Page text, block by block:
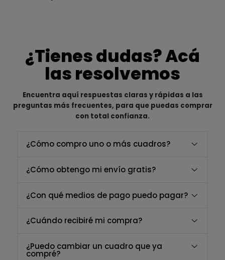
¿Tienes dudas? Acá
las resolvemos
Encuentra aquí respuestas claras y rápidas a las
preguntas más frecuentes, para que puedas comprar
con total confianza.
¿Cómo compro uno o más cuadros?
¿Cómo obtengo mi envío gratis?
¿Con qué medios de pago puedo pagar?
¿Cuándo recibiré mi compra?
¿Puedo cambiar un cuadro que ya
compré?